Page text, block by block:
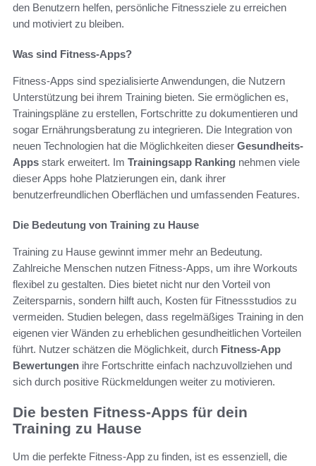
den Benutzern helfen, persönliche Fitnessziele zu erreichen
und motiviert zu bleiben.
Was sind Fitness-Apps?
Fitness-Apps sind spezialisierte Anwendungen, die Nutzern
Unterstützung bei ihrem Training bieten. Sie ermöglichen es,
Trainingspläne zu erstellen, Fortschritte zu dokumentieren und
sogar Ernährungsberatung zu integrieren. Die Integration von
neuen Technologien hat die Möglichkeiten dieser Gesundheits-
Apps stark erweitert. Im Trainingsapp Ranking nehmen viele
dieser Apps hohe Platzierungen ein, dank ihrer
benutzerfreundlichen Oberflächen und umfassenden Features.
Die Bedeutung von Training zu Hause
Training zu Hause gewinnt immer mehr an Bedeutung.
Zahlreiche Menschen nutzen Fitness-Apps, um ihre Workouts
flexibel zu gestalten. Dies bietet nicht nur den Vorteil von
Zeitersparnis, sondern hilft auch, Kosten für Fitnessstudios zu
vermeiden. Studien belegen, dass regelmäßiges Training in den
eigenen vier Wänden zu erheblichen gesundheitlichen Vorteilen
führt. Nutzer schätzen die Möglichkeit, durch Fitness-App
Bewertungen ihre Fortschritte einfach nachzuvollziehen und
sich durch positive Rückmeldungen weiter zu motivieren.
Die besten Fitness-Apps für dein
Training zu Hause
Um die perfekte Fitness-App zu finden, ist es essenziell, die